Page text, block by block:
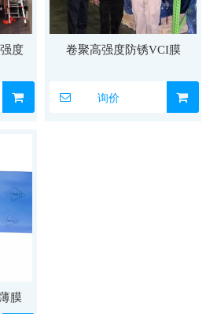
度
卷聚高强度防锈VCI膜
询价
膜